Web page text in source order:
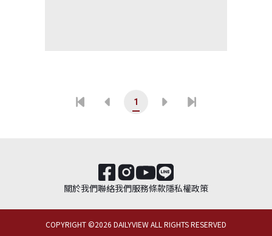
1
關於我們聯絡我們服務條款隱私權政策
COPYRIGHT ©2026 DAILYVIEW ALL RIGHTS RESERVED